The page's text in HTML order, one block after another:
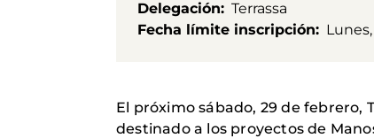
Delegación
Terrassa
Fecha límite inscripción
El próximo sábado, 29 de febrero,
destinado a los proyectos de